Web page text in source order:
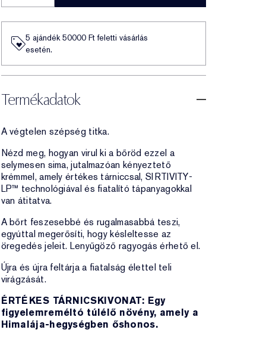
5 ajándék 50000​ Ft feletti vásárlás
esetén.
Termékadatok
A végtelen szépség titka.
Nézd meg, hogyan virul ki a bőröd ezzel a
selymesen sima, jutalmazóan kényeztető
krémmel, amely értékes tárniccsal, SIRTIVITY-
LP™ technológiával és fiatalító tápanyagokkal
van átitatva.
A bőrt feszesebbé és rugalmasabbá teszi,
egyúttal megerősíti, hogy késleltesse az
öregedés jeleit. Lenyűgöző ragyogás érhető el.
Újra és újra feltárja a fiatalság élettel teli
virágzását.
ÉRTÉKES TÁRNICSKIVONAT: Egy
figyelemreméltó túlélő növény, amely a
Himalája-hegységben őshonos.